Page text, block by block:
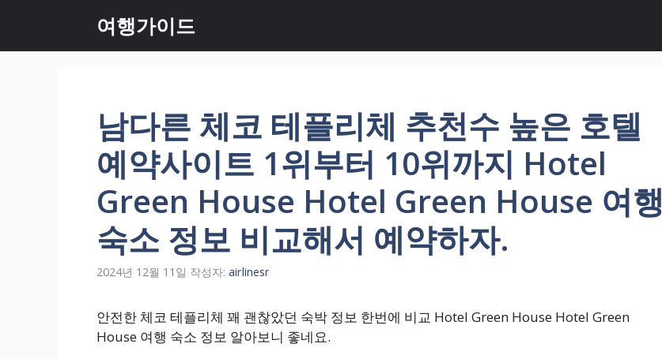
츠
여행가이드
남다른 체코 테플리체 추천수 높은 호텔
예약사이트 1위부터 10위까지 Hotel
Green House Hotel Green House 여행
숙소 정보 비교해서 예약하자.
2024년 12월 11일 작성자: airlinesr
안전한 체코 테플리체 꽤 괜찮았던 숙박 정보 한번에 비교 Hotel Green House Hotel Green
House 여행 숙소 정보 알아보니 좋네요.